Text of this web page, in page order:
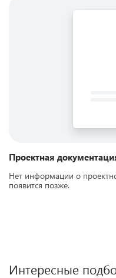
Проектная
Нет информации о
появится позже.
Интересные